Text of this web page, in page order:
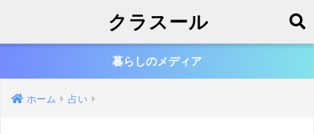
クラスール
暮らしのメディア
ホーム 占い